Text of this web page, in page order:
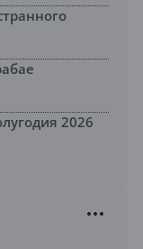
2026